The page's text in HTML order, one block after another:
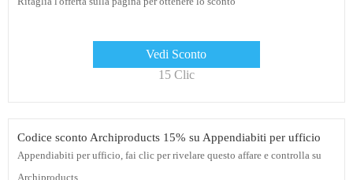
Vedi Sconto
15 Clic
Codice sconto Archiproducts 15% su Appendiabiti per ufficio
Appendiabiti per ufficio, fai clic per rivelare questo affare e controlla su
Archiproducts